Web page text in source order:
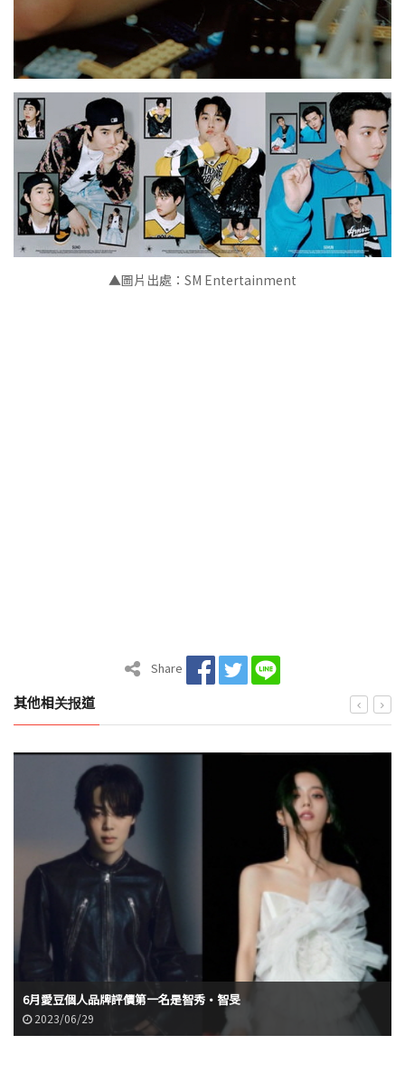
▲圖片出處：SM Entertainment
Share
其他相关报道
6月愛豆個人品牌評價第一名是智秀·智旻
2023/06/29